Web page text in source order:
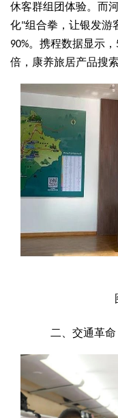
休客群组团体验。而
化"组合拳，让银发游
90%。携程数据显示，
倍，康养旅居产品搜
二、交通革